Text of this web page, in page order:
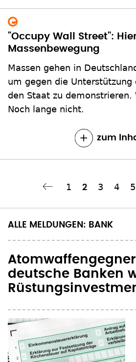
"Occupy Wall Street":
Massenbewegung
Massen gehen in
um gegen die Unterstützung
den Staat zu demonstrieren.
Noch lange nicht.
zum
Seite
1
Aktuelle
2 Seite
3 Seite
4 5
Nächste Seite ››
ALLE MELDUNGEN: BANK
deutsche Banken